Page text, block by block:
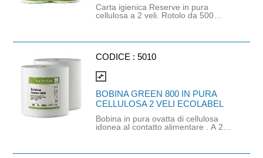
Carta igienica Reserve in pura
cellulosa a 2 veli. Rotolo da 500
CODICE :5010
compare_arrows
BOBINA GREEN 800 IN PURA
CELLULOSA 2 VELI ECOLABEL
Bobina in pura ovatta di cellulosa
idonea al contatto alimentare . A 2
Dimensione strappo: H 23.5x21cm. .